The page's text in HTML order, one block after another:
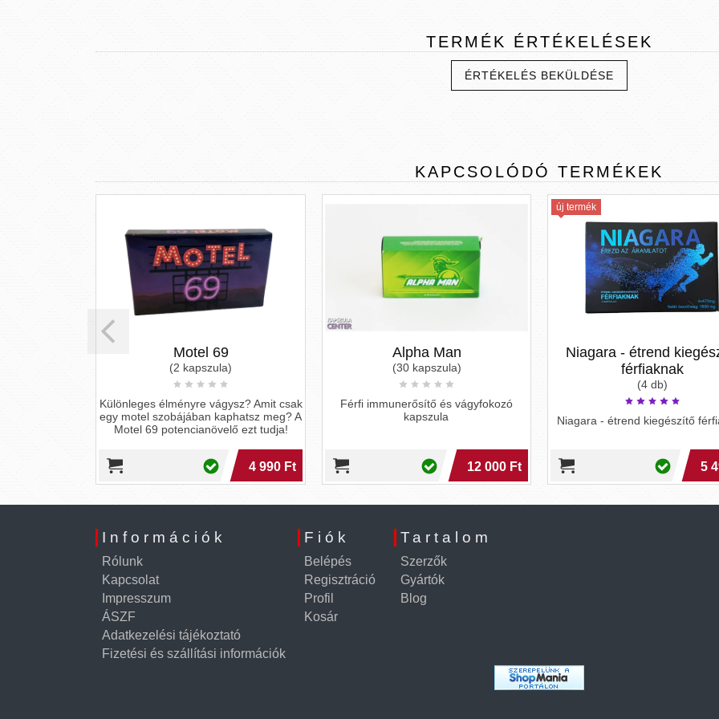
TERMÉK ÉRTÉKELÉSEK
ÉRTÉKELÉS BEKÜLDÉSE
KAPCSOLÓDÓ TERMÉKEK
Motel 69
(2 kapszula)
Különleges élményre vágysz? Amit csak
egy motel szobájában kaphatsz meg? A
Motel 69 potencianövelő ezt tudja!
4 990 Ft
Alpha Man
(30 kapszula)
Férfi immunerősítő és vágyfokozó
kapszula
12 000 Ft
új termék
Niagara - étrend
férfiaknak
(4 db)
Niagara - étrend kiegészítő
5
Információk
Rólunk
Kapcsolat
Impresszum
ÁSZF
Adatkezelési tájékoztató
Fizetési és szállítási információk
Fiók
Belépés
Regisztráció
Profil
Kosár
Tartalom
Szerzők
Gyártók
Blog